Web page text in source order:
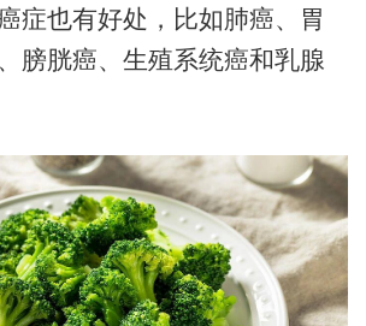
症也有好处，比如肺癌、胃
膀胱癌、生殖系统癌和乳腺